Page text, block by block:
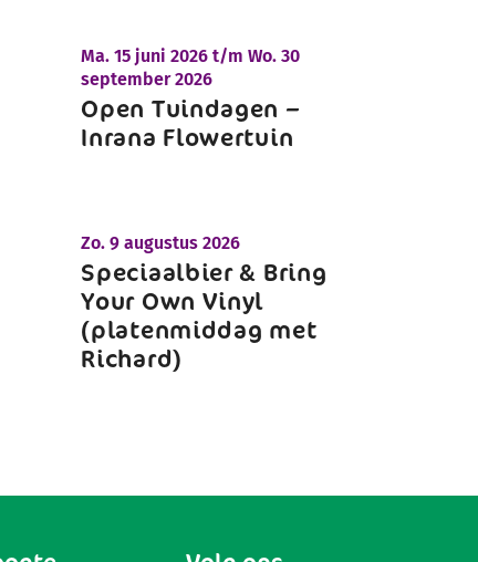
Ma. 15 juni 2026 t/mWo. 30
september 2026
Open Tuindagen –
Inrana Flowertuin
Zo. 9 augustus 2026
Speciaalbier & Bring
Your Own Vinyl
(platenmiddag met
Richard)